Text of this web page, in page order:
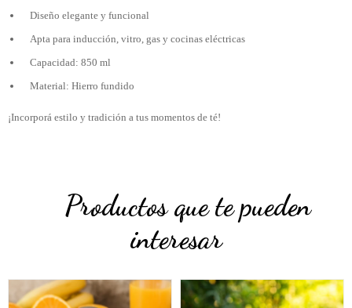
Diseño elegante y funcional
Apta para inducción, vitro, gas y cocinas eléctricas
Capacidad: 850 ml
Material: Hierro fundido
¡Incorporá estilo y tradición a tus momentos de té!
Productos que te pueden
interesar